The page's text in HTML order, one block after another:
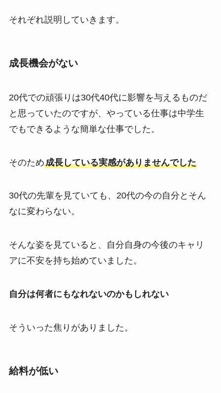
それぞれ説明していきます。
成長機会がない
20代での頑張りは30代40代に影響を与えるものだ
と思っていたのですが、やっている仕事は中学生
でもできるような簡単な仕事でした。
そのため成長している実感がありませんでした
30代の先輩を見ていても、20代の今の自分とそん
なに変わらない。
そんな姿を見ていると、自分自身の今後のキャリ
アに不安を持ち始めていました。
自分は何者にもなれないのかもしれない
そういった焦りがありました。
給料が低い